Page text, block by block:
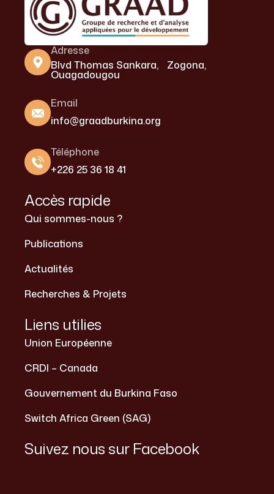
Adresse
Blvd Thomas Sankara, Zogona,
Ouagadougou
Email
info@graadburkina.org
Téléphone
+226 25 36 18 41
Accès rapide
Qui sommes-nous ?
Publications
Actualités
Recherches & Projets
Liens utilies
Union Européenne
CRDI – Canada
Gouvernement du Burkina Faso
Switch Africa Green (SAG)
Suivez nous sur Facebook